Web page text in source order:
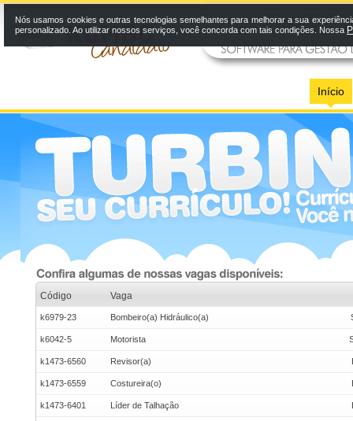
Início
Código Vaga
k6979-23 Bombeiro(a) Hidráulico(a)
k6042-5 Motorista
k1473-6560 Revisor(a)
k1473-6559 Costureira(o)
k1473-6401 Líder de Talhação
Nós usamos cookies e outras tecnologias semelhantes para melhorar a sua
personalizado. Ao utilizar nossos serviços, você concorda com tais condições. Nossa